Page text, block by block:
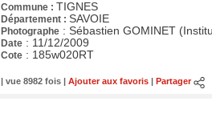
Commune : TIGNES
Département : SAVOIE
Photographe : Sébastien GOMINET
Date : 11/12/2009
Cote : 185w020RT
| vue 8982 fois | Ajouter aux favoris Partager